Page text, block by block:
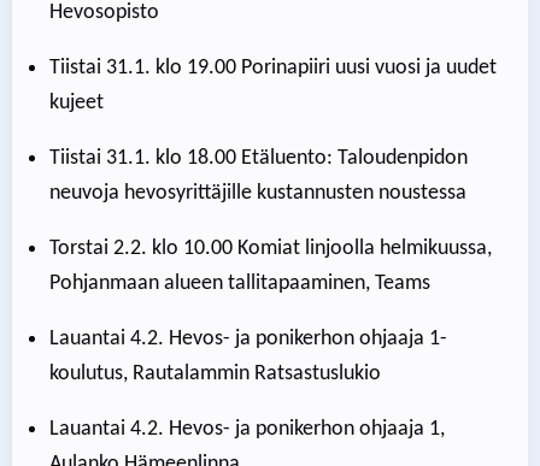
Hevosopisto
Tiistai 31.1. klo 19.00 Porinapiiri uusi vuosi ja uudet
kujeet
Tiistai 31.1. klo 18.00 Etäluento: Taloudenpidon
neuvoja hevosyrittäjille kustannusten noustessa
Torstai 2.2. klo 10.00 Komiat linjoolla helmikuussa,
Pohjanmaan alueen tallitapaaminen, Teams
Lauantai 4.2. Hevos- ja ponikerhon ohjaaja 1-
koulutus, Rautalammin Ratsastuslukio
Lauantai 4.2. Hevos- ja ponikerhon ohjaaja 1,